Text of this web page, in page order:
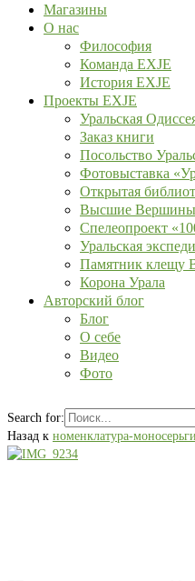
Магазины
О нас
Философия
Команда EXJE
История EXJE
Проекты EXJE
Уральская
Заказ книги
Посольство
Фотовыставка
Открытая
Высшие Вершины
Спелеопроект
Уральская
Памятник клещу
Корона Урала
Авторский блог
Блог
О себе
Видео
Фото
Search for:
Назад к номенклатура-моносерьги